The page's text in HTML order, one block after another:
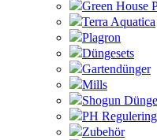
Green House
Terra Aquatica
Plagron
Düngesets
Gartendünger
Mills
Shogun
PH Regulering
Zubehör